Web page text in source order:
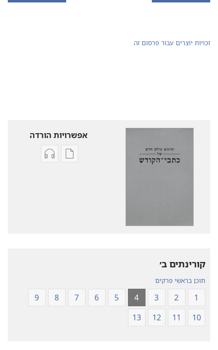
זכויות יוצרים עבור פרסום זה
אפשרויות הורדה
אפשרויותאפשרויות
קורינתים ב׳‏
תוכן בראשי פרקים
1
2
3
4
5
6
7
8
9
10
11
12
13